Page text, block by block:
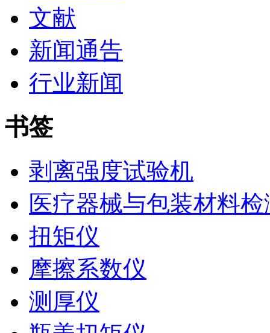
文献
新闻通告
行业新闻
书签
剥离强度试验机
医疗器械与包装材料检
扭矩仪
摩擦系数仪
测厚仪